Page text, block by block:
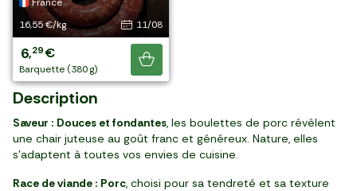
46,15 €/kg
14/08
10,61€
pièce (230 g)
14,99 €/kg
9,89€
pièce (660 g)
14,99 €/kg
13/08
9,29€
pièce (620 g)
22,99 €/kg
8,97€
pièce (390 g)
16,99 €/kg
13/08
8,33€
pièce (490 g)
16,55 €/kg
11/08
6,29€
barquette (380 g)
encore !
Je découvre
Description
Saveur : Douces et fondantes, les boulettes de porc révèlent
une chair juteuse au goût franc et généreux. Nature, elles
s’adaptent à toutes vos envies de cuisine.
Race de viande : Porc, choisi pour sa tendreté et sa texture